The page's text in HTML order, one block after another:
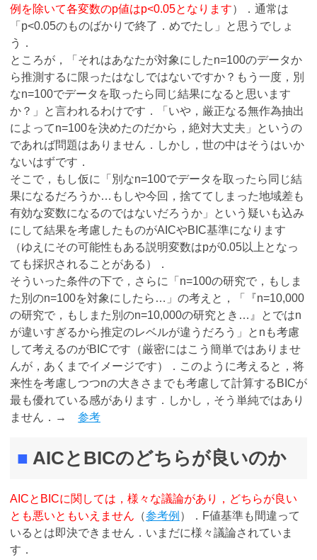
例を除いて各変数のp値はp<0.05となります）．通常は
「p<0.05のものばかりで終了．めでたし」と思うでしょ
う．
ところが，「それはあなたが対象にしたn=100のデータか
ら推測するに限ったはなしではないですか？もう一度，別
なn=100でデータを取ったら同じ結果になると思います
か？」と言われるわけです．「いや，厳正なる無作為抽出
によってn=100を決めたのだから，絶対大丈夫」というの
であれば問題はありません．しかし，世の中はそうはいか
ないはずです．
そこで，もし仮に「別なn=100でデータを取ったら同じ結
果になるだろうか…もしや今回，捨ててしまった地域差も
有効な変数になるのではないだろうか」という疑いも込み
にして結果を考慮したものがAICやBIC基準になります
（ゆえにその可能性もある説明変数はpが0.05以上となっ
ても採択されることがある）．
そういった条件の下で，さらに「n=100の研究で，もしま
た別のn=100を対象にしたら…」の考えと，「『n=10,000
の研究で，もしまた別のn=10,000の研究とき…』とではn
が違いすぎるから推定のレベルが違うだろう」とnも考慮
して考えるのがBICです（厳密にはこう簡単ではありませ
んが，あくまでイメージです）．このように考えると，将
来性を考慮しつつnの大きさまでも考慮して計算するBICが
最も優れている感があります．しかし，そう単純ではあり
ません．→ 参考
■ AICとBICのどちらが良いのか
AICとBICに関しては，様々な議論があり，どちらが良い
とも悪いともいえません （参考例 ）．F値基準も間違って
いるとは即決できません．いまだに様々議論されていま
す．